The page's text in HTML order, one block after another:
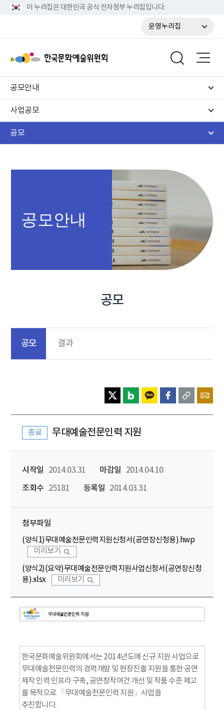
이 누리집은 대한민국 공식 전자정부 누리집입니다.
운영누리집
공모안내
사업공모
공모
공모안내
공모
공모 결과
종료 무대예술전문인력 지원
시작일 2014.03.31 마감일
2014.04.10
조회수
25181 등록일 2014.03.31
첨부파일
(양식1)무대예술전문인력지원신청서(공연장신청용).hwp
미리보기
(양식2)(요약)무대예술전문인력지원사업신청서(공연장신청
용).xlsx
미리보기
한국문화예술위원회에서는 2014년도에 신규 지원 사업으로
무대예술전문인력의 경력개발 및 현장진출 지원을 통한 공연
제작 인력 인프라 구축, 공연창작여건 개선 및 작품 수준 제고
를 목적으로 「무대예술전문인력 지원」사업을
추진합니다.